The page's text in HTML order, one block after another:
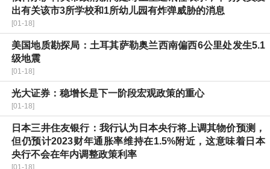
出有关该市3所学校和1所幼儿园有炸弹威胁的消息
[01-18]
美国地质勘探局：土耳其萨勒奥兰西南偏西6公里处发生5.1
级地震
[01-18]
光大证券：稳增长是下一阶段宏观政策的重心
[01-18]
日本三井住友银行：我行认为日本央行将上调其物价预测，
但仍预计2023财年通胀率维持在1.5%附近，这意味着日本
央行不会在年内调整政策利率